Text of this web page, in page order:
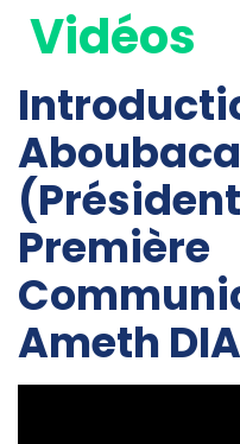
Vidéos
(Président
Première
Ameth